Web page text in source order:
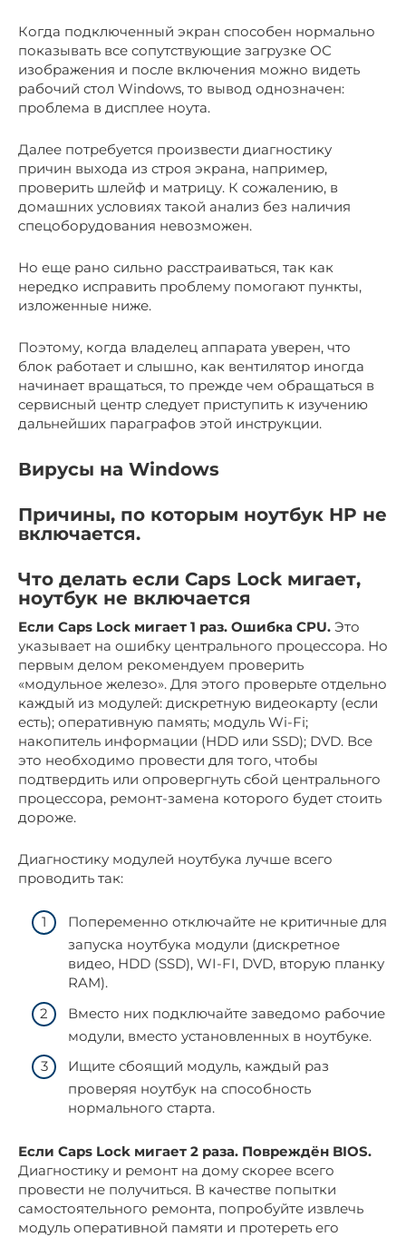
Когда подключенный экран способен нормально
показывать все сопутствующие загрузке ОС
изображения и после включения можно видеть
рабочий стол Windows, то вывод однозначен:
проблема в дисплее ноута.
Далее потребуется произвести диагностику
причин выхода из строя экрана, например,
проверить шлейф и матрицу. К сожалению, в
домашних условиях такой анализ без наличия
спецоборудования невозможен.
Но еще рано сильно расстраиваться, так как
нередко исправить проблему помогают пункты,
изложенные ниже.
Поэтому, когда владелец аппарата уверен, что
блок работает и слышно, как вентилятор иногда
начинает вращаться, то прежде чем обращаться в
сервисный центр следует приступить к изучению
дальнейших параграфов этой инструкции.
Вирусы на Windows
Причины, по которым ноутбук HP не
включается.
Что делать если Caps Lock мигает,
ноутбук не включается
Если Caps Lock мигает 1 раз. Ошибка CPU. Это
указывает на ошибку центрального процессора. Но
первым делом рекомендуем проверить
«модульное железо». Для этого проверьте отдельно
каждый из модулей: дискретную видеокарту (если
есть); оперативную память; модуль Wi-Fi;
накопитель информации (HDD или SSD); DVD. Все
это необходимо провести для того, чтобы
подтвердить или опровергнуть сбой центрального
процессора, ремонт-замена которого будет стоить
дороже.
Диагностику модулей ноутбука лучше всего
проводить так:
Попеременно отключайте не критичные для
запуска ноутбука модули (дискретное
видео, HDD (SSD), WI-FI, DVD, вторую планку
RAM).
Вместо них подключайте заведомо рабочие
модули, вместо установленных в ноутбуке.
Ищите сбоящий модуль, каждый раз
проверяя ноутбук на способность
нормального старта.
Если Caps Lock мигает 2 раза. Повреждён BIOS.
Диагностику и ремонт на дому скорее всего
провести не получиться. В качестве попытки
самостоятельного ремонта, попробуйте извлечь
модуль оперативной памяти и протереть его